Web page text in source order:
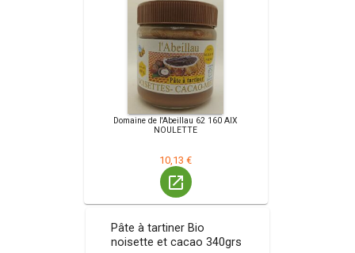
Domaine de l'Abeillau 62 160 AIX
NOULETTE
10,13 €
launch
Pâte à tartiner Bio
noisette et cacao 340grs